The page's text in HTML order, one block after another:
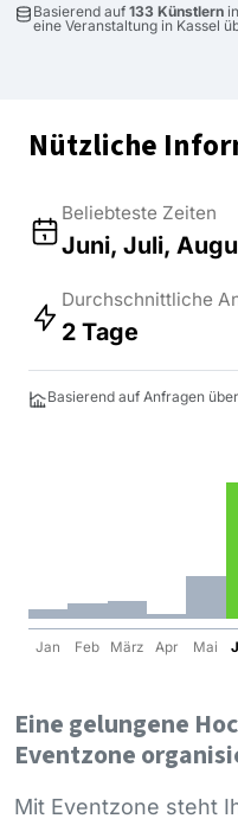
Basierend auf 133 Künstlern
eine Veranstaltung in Kassel
Nützliche
Beliebteste Zeiten
Juni, Juli,
Durchschnittliche
2 Tage
Basierend auf Anfragen
Jan Feb März Apr Mai
Eine gelungene
Eventzone
Mit Eventzone steht